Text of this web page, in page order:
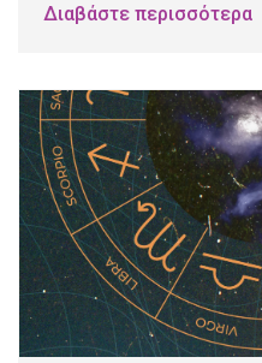
Διαβάστε περισσότερα